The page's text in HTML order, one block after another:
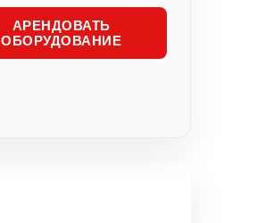
АРЕНДОВАТЬ
ОБОРУДОВАНИЕ